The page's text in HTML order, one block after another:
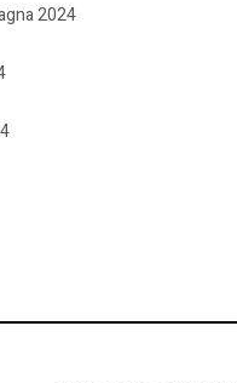
2024